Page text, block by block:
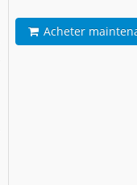
Acheter